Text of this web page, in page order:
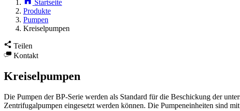
Startseite
Produkte
Pumpen
Kreiselpumpen
Teilen
Kontakt
Kreiselpumpen
Die Pumpen der BP-Serie werden als Standard für die Beschickung der
Zentrifugalpumpen eingesetzt werden können. Die Pumpeneinheiten sind